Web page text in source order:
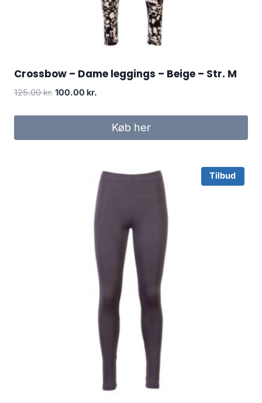
Crossbow – Dame leggings – Beige – Str. M
125.00kr. Original
was:
100.00 kr.
is:
100.00 kr..
Køb her
Tilbud